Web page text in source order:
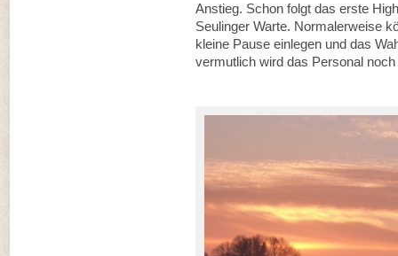
Anstieg. Schon folgt das erste
Seulinger Warte. Normalerweise
kleine Pause einlegen und das
vermutlich wird das Personal